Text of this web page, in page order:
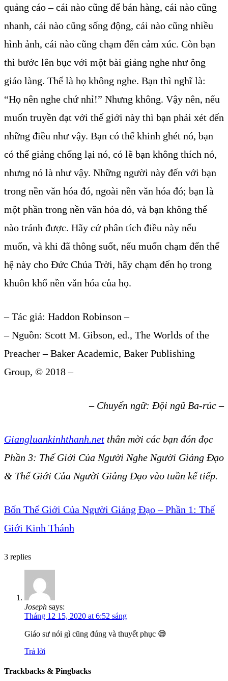
quảng cáo – cái nào cũng để bán hàng, cái nào cũng
nhanh, cái nào cũng sống động, cái nào cũng nhiều
hình ảnh, cái nào cũng chạm đến cảm xúc. Còn bạn
thì bước lên bục với một bài giảng nghe như ông
giáo làng. Thế là họ không nghe. Bạn thì nghĩ là:
“Họ nên nghe chứ nhỉ!” Nhưng không. Vậy nên, nếu
muốn truyền đạt với thế giới này thì bạn phải xét đến
những điều như vậy. Bạn có thể khinh ghét nó, bạn
có thể giảng chống lại nó, có lẽ bạn không thích nó,
nhưng nó là như vậy. Những người này đến với bạn
trong nền văn hóa đó, ngoài nền văn hóa đó; bạn là
một phần trong nền văn hóa đó, và bạn không thể
nào tránh được. Hãy cứ phân tích điều này nếu
muốn, và khi đã thông suốt, nếu muốn chạm đến thế
hệ này cho Đức Chúa Trời, hãy chạm đến họ trong
khuôn khổ nền văn hóa của họ.
– Tác giả: Haddon Robinson –
– Nguồn: Scott M. Gibson, ed., The Worlds of the
Preacher – Baker Academic, Baker Publishing
Group, © 2018 –
– Chuyển ngữ: Đội ngũ Ba-rúc –
Giangluankinhthanh.net thân mời các bạn đón đọc
Phần 3: Thế Giới Của Người Nghe Người Giảng Đạo
& Thế Giới Của Người Giảng Đạo vào tuần kế tiếp.
Bốn Thế Giới Của Người Giảng Đạo – Phần 1: Thế
Giới Kinh Thánh
3 replies
Joseph says:
Tháng 12 15, 2020 at 6:52 sáng
Giáo sư nói gì cũng đúng và thuyết phục 😅
Trả lời
Trackbacks & Pingbacks